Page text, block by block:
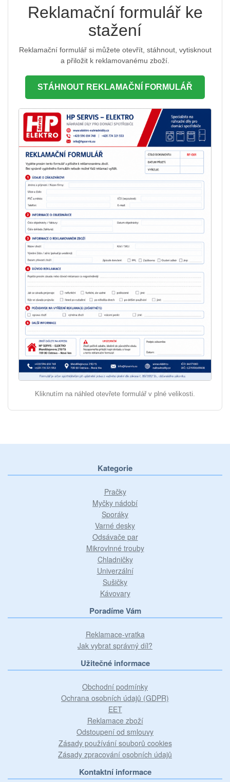
Reklamační formulář ke
stažení
Reklamační formulář si můžete otevřít, stáhnout, vytisknout
a přiložit k reklamovanému zboží.
STÁHNOUT REKLAMAČNÍ FORMULÁŘ
Kliknutím na náhled otevřete formulář v plné velikosti.
Kategorie
Pračky
Myčky nádobí
Sporáky
Varné desky
Odsávače par
Mikrovlnné trouby
Chladničky
Univerzální
Sušičky
Kávovary
Poradíme Vám
Reklamace-vratka
Jak vybrat správný díl?
Užitečné informace
Obchodní podmínky
Ochrana osobních údajů (GDPR)
EET
Reklamace zboží
Odstoupení od smlouvy
Zásady používání souborů cookies
Zásady zpracování osobních údajů
Kontaktní informace